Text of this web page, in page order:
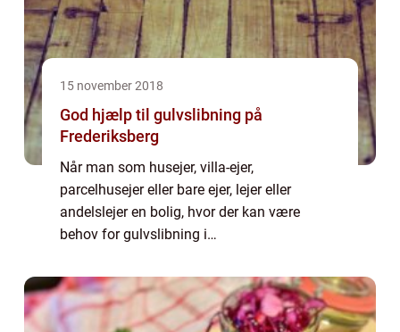
15 november 2018
God hjælp til gulvslibning på
Frederiksberg
Når man som husejer, villa-ejer,
parcelhusejer eller bare ejer, lejer eller
andelslejer en bolig, hvor der kan være
behov for gulvslibning i
leje, skal det nok lige godkendes af
udlejeren, a...